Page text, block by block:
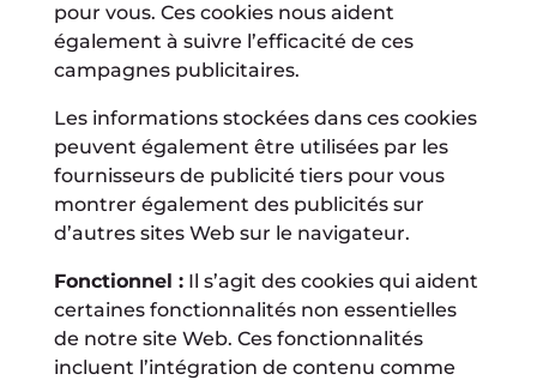
pour vous. Ces cookies nous aident
également à suivre l’efficacité de ces
campagnes publicitaires.
Les informations stockées dans ces cookies
peuvent également être utilisées par les
fournisseurs de publicité tiers pour vous
montrer également des publicités sur
d’autres sites Web sur le navigateur.
Fonctionnel :Il s’agit des cookies qui aident
certaines fonctionnalités non essentielles
de notre site Web. Ces fonctionnalités
incluent l’intégration de contenu comme